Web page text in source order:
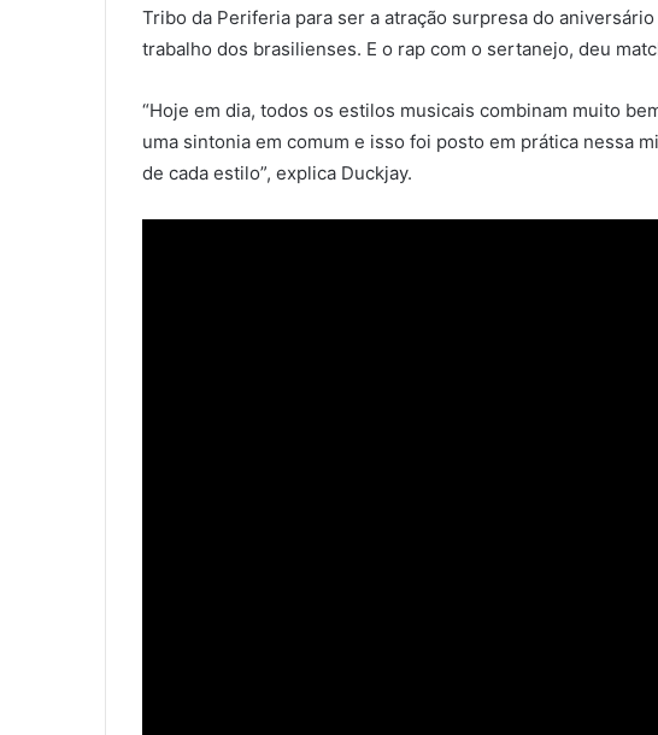
Tribo da Periferia para ser a atração surpresa do
trabalho dos brasilienses. E o rap com o sertanejo, deu
“Hoje em dia, todos os estilos musicais combinam muito
uma sintonia em comum e isso foi posto em prática nessa
de cada estilo”, explica Duckjay.